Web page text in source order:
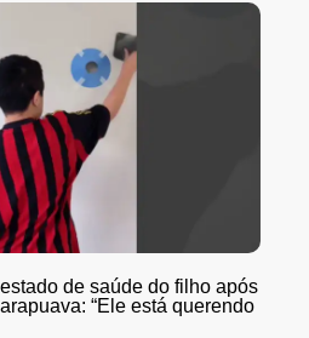
de saúde do filho após
“Ele está querendo